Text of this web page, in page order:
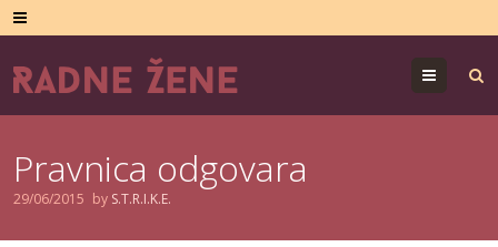
Menu
Pravnica odgovara
29/06/2015 by S.T.R.I.K.E.